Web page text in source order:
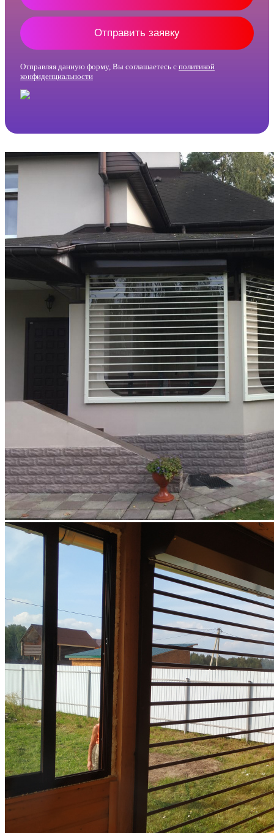
Отправить заявку
Отправляя данную форму, Вы соглашаетесь с политикой
конфиденциальности